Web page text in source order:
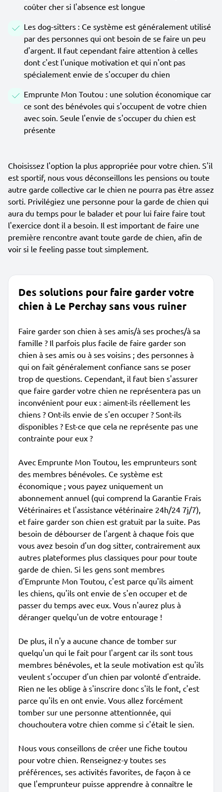
coûter cher si l'absence est longue
Les dog-sitters : Ce système est généralement utilisé
par des personnes qui ont besoin de se faire un peu
d'argent. Il faut cependant faire attention à celles
dont c'est l'unique motivation et qui n'ont pas
spécialement envie de s'occuper du chien
Emprunte Mon Toutou : une solution économique car
ce sont des bénévoles qui s'occupent de votre chien
avec soin. Seule l'envie de s'occuper du chien est
présente
Choisissez l'option la plus appropriée pour votre chien. S'il
est sportif, nous vous déconseillons les pensions ou toute
autre garde collective car le chien ne pourra pas être assez
sorti. Privilégiez une personne pour la garde de chien qui
aura du temps pour le balader et pour lui faire faire tout
l'exercice dont il a besoin. Il est important de faire une
première rencontre avant toute garde de chien, afin de
voir si le feeling passe tout simplement.
Des solutions pour faire garder votre
chien à Le Perchay sans vous ruiner
Faire garder son chien à ses amis/à ses proches/à sa
famille ? Il parfois plus facile de faire garder son
chien à ses amis ou à ses voisins ; des personnes à
qui on fait généralement confiance sans se poser
trop de questions. Cependant, il faut bien s'assurer
que faire garder votre chien ne représentera pas un
inconvénient pour eux : aiment-ils réellement les
chiens ? Ont-ils envie de s'en occuper ? Sont-ils
disponibles ? Est-ce que cela ne représente pas une
contrainte pour eux ?
Avec Emprunte Mon Toutou, les emprunteurs sont
des membres bénévoles. Ce système est
économique ; vous payez uniquement un
abonnement annuel (qui comprend la Garantie Frais
Vétérinaires et l'assistance vétérinaire 24h/24 7j/7),
et faire garder son chien est gratuit par la suite. Pas
besoin de débourser de l'argent à chaque fois que
vous avez besoin d'un dog sitter, contrairement aux
autres plateformes plus classiques pour pour toute
garde de chien. Si les gens sont membres
d'Emprunte Mon Toutou, c'est parce qu'ils aiment
les chiens, qu'ils ont envie de s'en occuper et de
passer du temps avec eux. Vous n'aurez plus à
déranger quelqu'un de votre entourage !
De plus, il n'y a aucune chance de tomber sur
quelqu'un qui le fait pour l'argent car ils sont tous
membres bénévoles, et la seule motivation est qu'ils
veulent s'occuper d'un chien par volonté d'entraide.
Rien ne les oblige à s'inscrire donc s'ils le font, c'est
parce qu'ils en ont envie. Vous allez forcément
tomber sur une personne attentionnée, qui
chouchoutera votre chien comme si c'était le sien.
Nous vous conseillons de créer une fiche toutou
pour votre chien. Renseignez-y toutes ses
préférences, ses activités favorites, de façon à ce
que l'emprunteur puisse apprendre à connaître le